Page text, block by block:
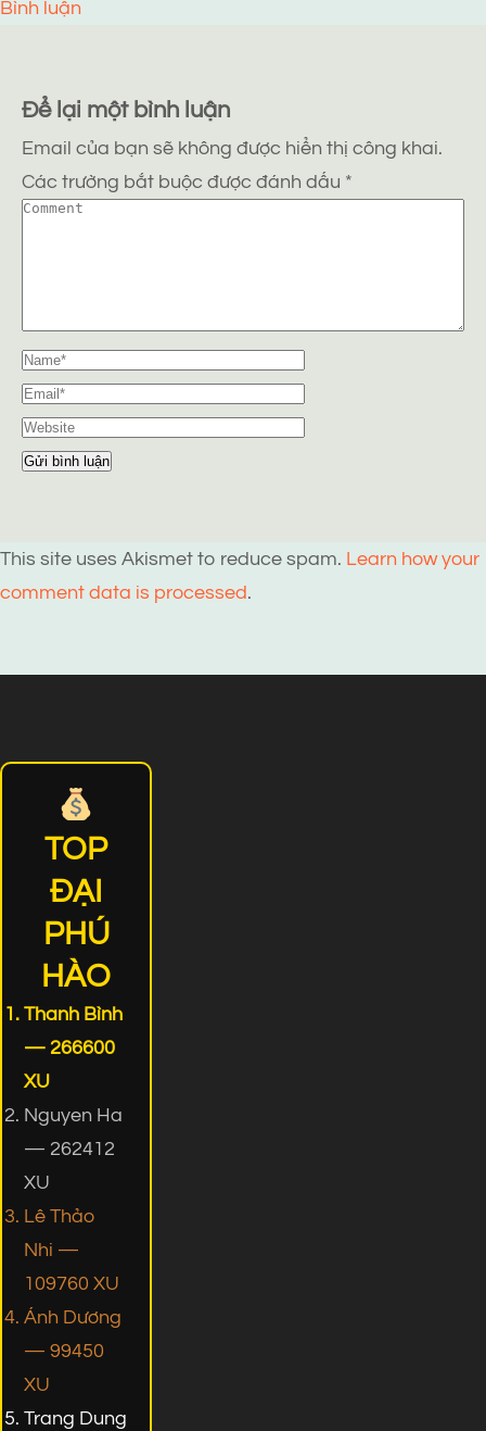
Bình luận
Để lại một bình luận
Email của bạn sẽ không được hiển thị công khai.
Các trường bắt buộc được đánh dấu *
This site uses Akismet to reduce spam. Learn how your
comment data is processed.
TOP
ĐẠI
PHÚ
HÀO
Thanh Bình
— 266600
XU
Nguyen Ha
— 262412
XU
Lê Thảo
Nhi —
109760 XU
Ánh Dương
— 99450
XU
Trang Dung